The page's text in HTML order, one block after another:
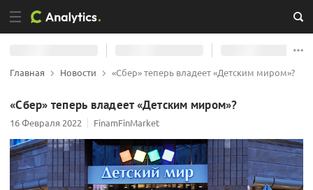
Главная Новости «Сбер» теперь владеет «Детским миром»?
«Сбер» теперь владеет «Детским миром»?
16 Февраля 2022 FinamFinMarket